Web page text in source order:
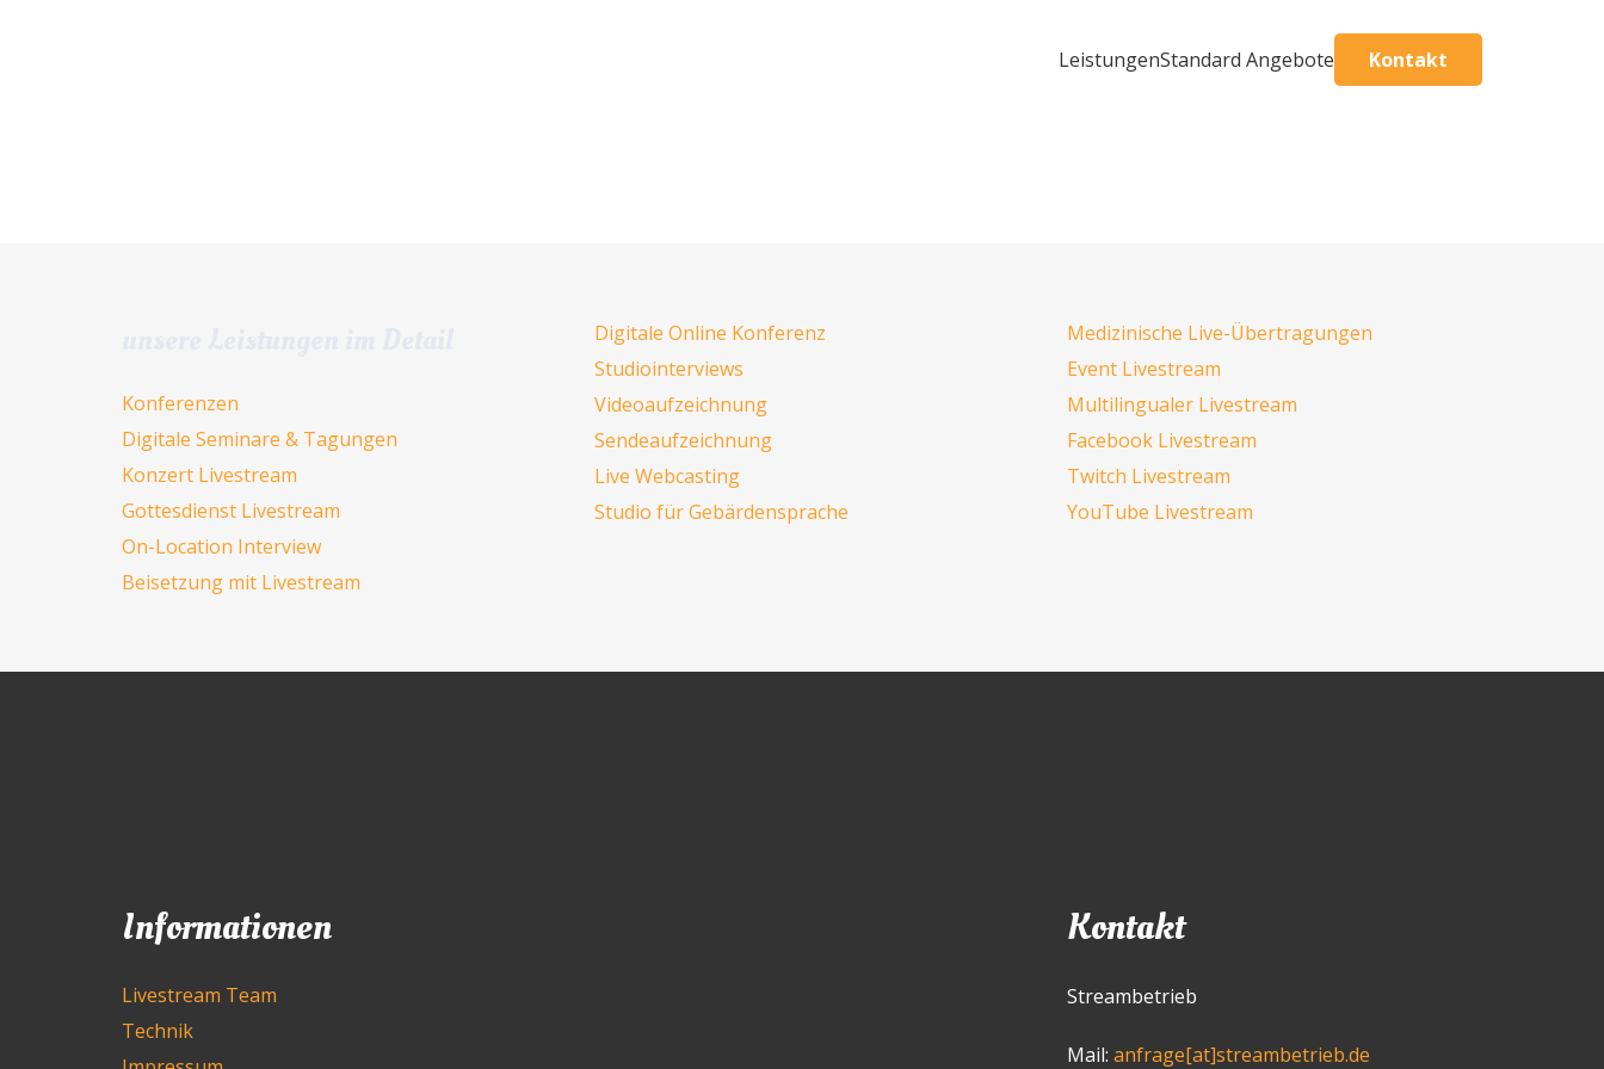
LeistungenStandard Angebote Kontakt
Konferenzen
Digitale Seminare & Tagungen
Konzert Livestream
Gottesdienst Livestream
On-Location Interview
Beisetzung mit Livestream
Digitale Online Konferenz
Studiointerviews
Videoaufzeichnung
Sendeaufzeichnung
Live Webcasting
Studio für Gebärdensprache
Medizinische Live-Übertragungen
Event Livestream
Multilingualer Livestream
Facebook Livestream
Twitch Livestream
YouTube Livestream
Informationen
Livestream Team
Technik
Kontakt
Streambetrieb
Mail: anfrage[at]streambetrieb.de